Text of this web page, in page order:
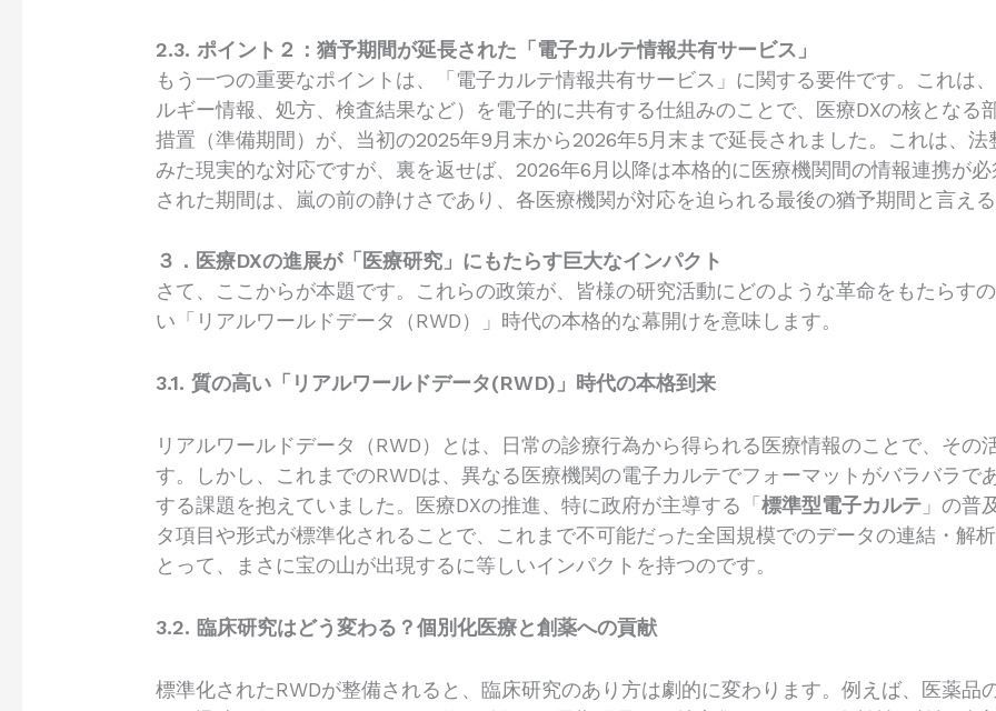
2.3. ポイント２：猶予期間が延長された「電子カルテ情報共有サービス」
もう一つの重要なポイントは、「電子カルテ情報共有サービス」に関する要件です。これは
ルギー情報、処方、検査結果など）を電子的に共有する仕組みのことで、医療DXの核となる
措置（準備期間）が、当初の2025年9月末から2026年5月末まで延長されました。これは、
みた現実的な対応ですが、裏を返せば、2026年6月以降は本格的に医療機関間の情報連携が
された期間は、嵐の前の静けさであり、各医療機関が対応を迫られる最後の猶予期間と言える
３．医療DXの進展が「医療研究」にもたらす巨大なインパクト
さて、ここからが本題です。これらの政策が、皆様の研究活動にどのような革命をもたらす
い「リアルワールドデータ（RWD）」時代の本格的な幕開けを意味します。
3.1. 質の高い「リアルワールドデータ(RWD)」時代の本格到来
リアルワールドデータ（RWD）とは、日常の診療行為から得られる医療情報のことで、その
す。しかし、これまでのRWDは、異なる医療機関の電子カルテでフォーマットがバラバラで
する課題を抱えていました。医療DXの推進、特に政府が主導する「標準型電子カルテ 」の普
タ項目や形式が標準化されることで、これまで不可能だった全国規模でのデータの連結・解
とって、まさに宝の山が出現するに等しいインパクトを持つのです。
3.2. 臨床研究はどう変わる？個別化医療と創薬への貢献
標準化されたRWDが整備されると、臨床研究のあり方は劇的に変わります。例えば、医薬品